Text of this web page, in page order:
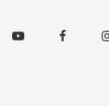
Youtube